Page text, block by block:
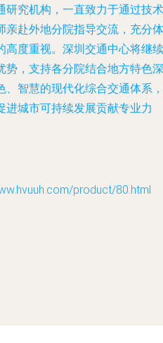
研究机构，一直致力于通过技术
亲赴外地分院指导交流，充分体
高度重视。深圳交通中心将继续
势，支持各分院结合地方特色深
、智慧的现代化综合交通体系，
城市可持续发展贡献专业力
product/80.html